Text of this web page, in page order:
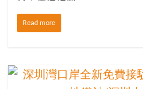
銀
各
Read more